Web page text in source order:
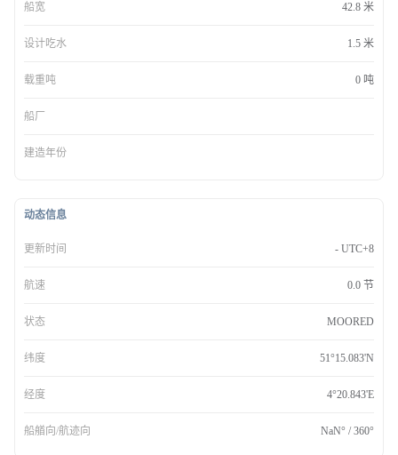
船宽 42.8 米
设计吃水 1.5 米
载重吨 0 吨
船厂
建造年份
动态信息
更新时间 - UTC+8
航速 0.0 节
状态 MOORED
纬度 51°15.083'N
经度 4°20.843'E
船艏向/航迹向 NaN° / 360°